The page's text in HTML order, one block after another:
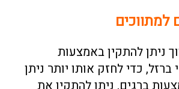
ניתן להתקין באמצעות
ברזל, כדי לחזק אותו יותר ניתן
ברגים. ניתן להתקין את